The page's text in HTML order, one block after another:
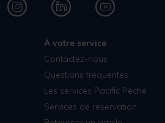
À votre service
Contactez-nous
Questions fréquentes
Les services Pacific Pêche
Services de réservation